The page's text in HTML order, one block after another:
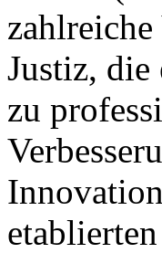
Justiz, die
zu